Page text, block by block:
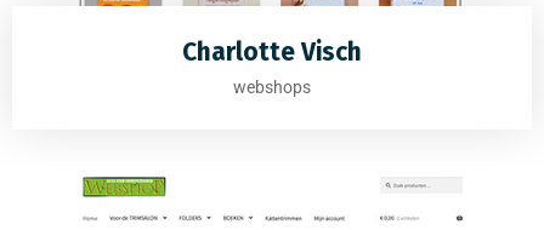
Charlotte Visch
webshops